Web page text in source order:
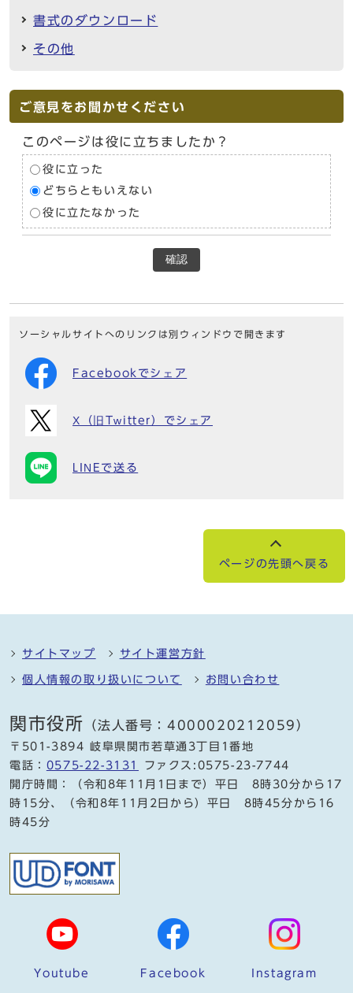
書式のダウンロード
その他
ご意見をお聞かせください
このページは役に立ちましたか？
役に立った
どちらともいえない
役に立たなかった
確認
ソーシャルサイトへのリンクは別ウィンドウで開きます
Facebookでシェア
X（旧Twitter）でシェア
LINEで送る
ページの先頭へ戻る
サイトマップ サイト運営方針
個人情報の取り扱いについて お問い合わせ
関市役所 （法人番号：4000020212059）
〒501-3894 岐阜県関市若草通3丁目1番地
電話： 0575-22-3131
ファクス:0575-23-7744
開庁時間：（令和8年11月1日まで）平日 8時30分から17
時15分、（令和8年11月2日から）平日 8時45分から16
時45分
Youtube Facebook Instagram